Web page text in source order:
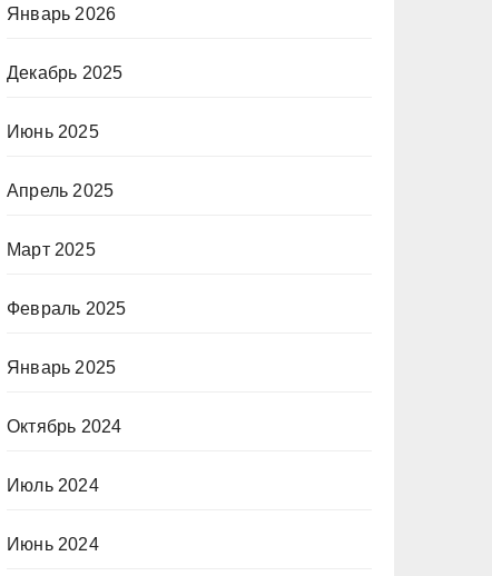
Январь 2026
Декабрь 2025
Июнь 2025
Апрель 2025
Март 2025
Февраль 2025
Январь 2025
Октябрь 2024
Июль 2024
Июнь 2024